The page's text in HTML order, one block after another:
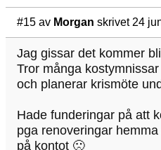
#15 av Morgan skrivet 24
Jag gissar det kommer
Tror många
och planerar krismöte
Hade funderingar på att
pga renoveringar
på kontot 🙁